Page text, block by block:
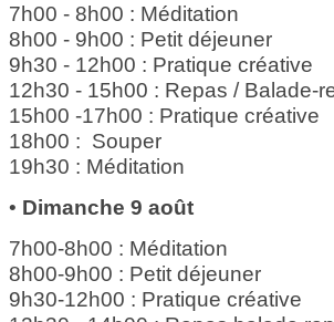
7h00 - 8h00 : Méditation
8h00 - 9h00 : Petit déjeuner
9h30 - 12h00 : Pratique créative
12h30 - 15h00 : Repas / Balade-
15h00 -17h00 : Pratique créative
18h00 : Souper
19h30 : Méditation
• Dimanche 9 août
7h00-8h00 : Méditation
8h00-9h00 : Petit déjeuner
9h30-12h00 : Pratique créative